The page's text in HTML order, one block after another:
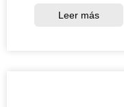
Leer más